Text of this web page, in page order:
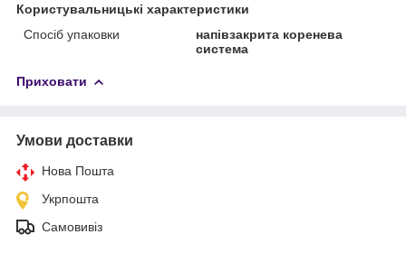
Користувальницькі характеристики
Спосіб упаковки
напівзакрита коренева
система
Приховати
Умови доставки
Нова Пошта
Укрпошта
Самовивіз